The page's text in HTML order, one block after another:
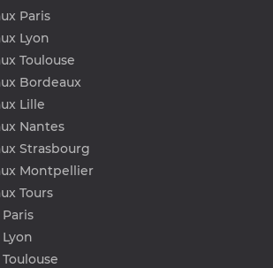
Paris
Lyon
Toulouse
Bordeaux
Lille
Nantes
Strasbourg
Montpellier
Tours